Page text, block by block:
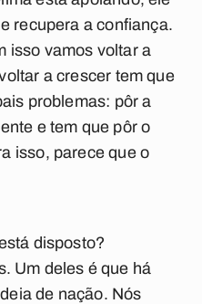
recupera a confiança.
isso vamos voltar a
a crescer tem que
problemas: pôr a
e tem que pôr o
isso, parece que o
disposto?
Um deles é que há
de nação. Nós